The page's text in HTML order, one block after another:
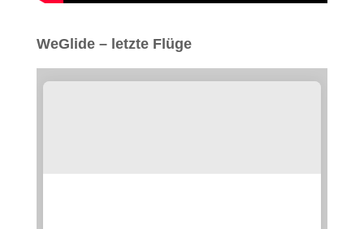
WeGlide – letzte Flüge